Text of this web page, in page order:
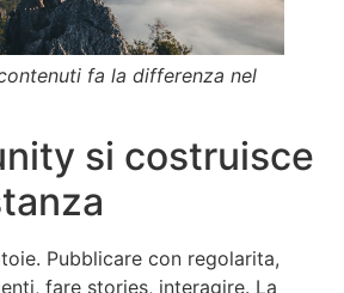
fa la differenza nel
si costruisce
Pubblicare con regolarita,
fare stories, interagire. La